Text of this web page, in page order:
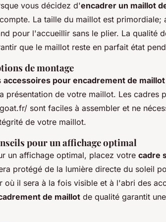
vous décidez d'encadrer un maillot
La taille du maillot est
pour l'accueillir sans le plier. La qualité
que le maillot reste en parfait état
de montage
accessoires pour encadrement de maillot
présentation de votre maillot. Les
sont faciles à assembler et ne
de votre maillot.
pour un affichage optimal
un affichage optimal, placez votre cadre
protégé de la lumière directe du soleil
où il sera à la fois visible et à l'abri des
de maillot de qualité garantit